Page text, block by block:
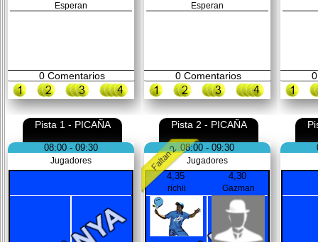
Esperan
0Comentarios
Esperan
0Comentarios 0
Pista 1 - PICAÑA
08:00 - 09:30
Jugadores
Pista 2 - PICAÑA
08:00 - 09:30
Jugadores
4,35
richii
4,30
Gazman